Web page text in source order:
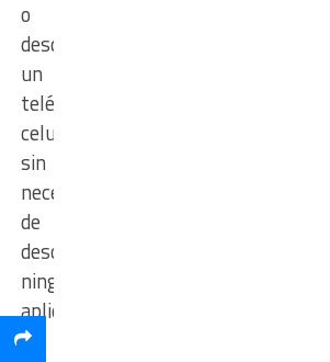
o
desde
un
teléfono
celular,
sin
necesidad
de
descargar
ninguna
aplicación.